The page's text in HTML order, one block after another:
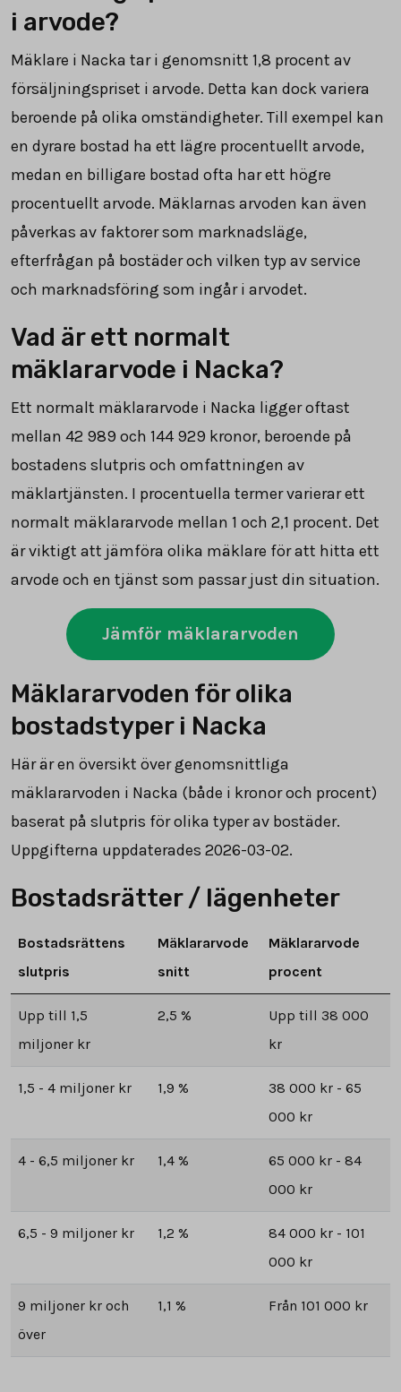
i arvode?
Mäklare i Nacka tar i genomsnitt 1,8 procent av
försäljningspriset i arvode. Detta kan dock variera
beroende på olika omständigheter. Till exempel kan
en dyrare bostad ha ett lägre procentuellt arvode,
medan en billigare bostad ofta har ett högre
procentuellt arvode. Mäklarnas arvoden kan även
påverkas av faktorer som marknadsläge,
efterfrågan på bostäder och vilken typ av service
och marknadsföring som ingår i arvodet.
Vad är ett normalt
mäklararvode i Nacka?
Ett normalt mäklararvode i Nacka ligger oftast
mellan 42 989 och 144 929 kronor, beroende på
bostadens slutpris och omfattningen av
mäklartjänsten. I procentuella termer varierar ett
normalt mäklararvode mellan 1 och 2,1 procent. Det
är viktigt att jämföra olika mäklare för att hitta ett
arvode och en tjänst som passar just din situation.
Jämför mäklararvoden
Mäklararvoden för olika
bostadstyper i Nacka
Här är en översikt över genomsnittliga
mäklararvoden i Nacka (både i kronor och procent)
baserat på slutpris för olika typer av bostäder.
Uppgifterna uppdaterades 2026-03-02.
Bostadsrätter / lägenheter
Bostadsrättens
slutpris
Mäklararvode
snitt
Mäklararvode
procent
Upp till 1,5
miljoner kr
2,5 %
Upp till 38 000
kr
1,5 - 4 miljoner kr 1,9 %
38 000 kr - 65
000 kr
4 - 6,5 miljoner kr 1,4 %
65 000 kr - 84
000 kr
6,5 - 9 miljoner kr 1,2 %
84 000 kr - 101
000 kr
9 miljoner kr och
över
1,1 % Från 101 000 kr